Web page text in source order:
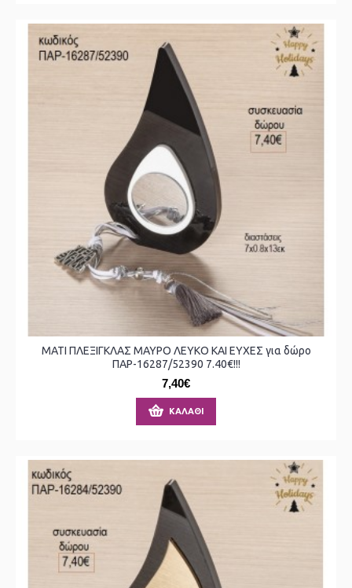
ΜΑΤΙ ΠΛΕΞΙΓΚΛΑΣ ΜΑΥΡΟ ΛΕΥΚΟ ΚΑΙ ΕΥΧΕΣ για δώρο
ΠΑΡ-16287/52390 7.40€!!!
7,40€
ΚΑΛΆΘΙ